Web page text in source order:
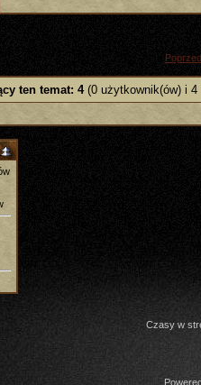
ten temat: 4 (0 użytkownik(ów) i 4
Czasy w